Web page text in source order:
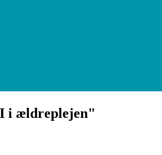
i ældreplejen"